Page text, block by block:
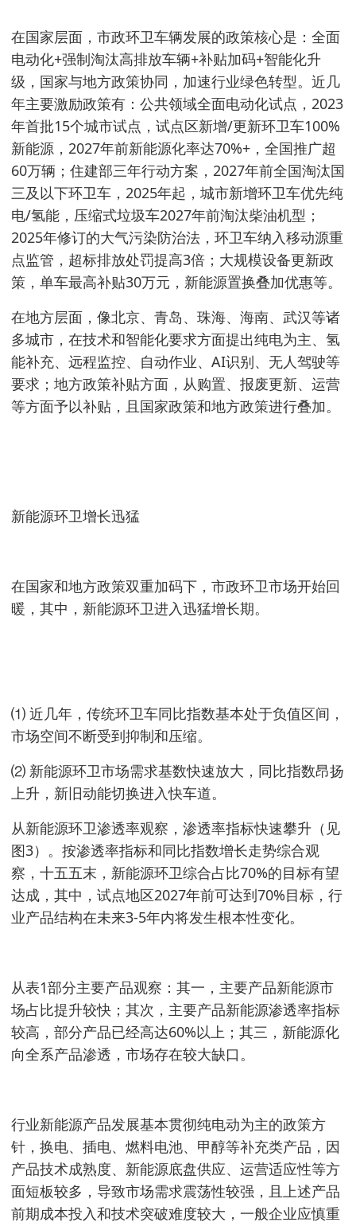
在国家层面，市政环卫车辆发展的政策核心是：全面
电动化+强制淘汰高排放车辆+补贴加码+智能化升
级，国家与地方政策协同，加速行业绿色转型。近几
年主要激励政策有：公共领域全面电动化试点，2023
年首批15个城市试点，试点区新增/更新环卫车100%
新能源，2027年前新能源化率达70%+，全国推广超
60万辆；住建部三年行动方案，2027年前全国淘汰国
三及以下环卫车，2025年起，城市新增环卫车优先纯
电/氢能，压缩式垃圾车2027年前淘汰柴油机型；
2025年修订的大气污染防治法，环卫车纳入移动源重
点监管，超标排放处罚提高3倍；大规模设备更新政
策，单车最高补贴30万元，新能源置换叠加优惠等。
在地方层面，像北京、青岛、珠海、海南、武汉等诸
多城市，在技术和智能化要求方面提出纯电为主、氢
能补充、远程监控、自动作业、AI识别、无人驾驶等
要求；地方政策补贴方面，从购置、报废更新、运营
等方面予以补贴，且国家政策和地方政策进行叠加。
新能源环卫增长迅猛
在国家和地方政策双重加码下，市政环卫市场开始回
暖，其中，新能源环卫进入迅猛增长期。
⑴ 近几年，传统环卫车同比指数基本处于负值区间，
市场空间不断受到抑制和压缩。
⑵ 新能源环卫市场需求基数快速放大，同比指数昂扬
上升，新旧动能切换进入快车道。
从新能源环卫渗透率观察，渗透率指标快速攀升（见
图3）。按渗透率指标和同比指数增长走势综合观
察，十五五末，新能源环卫综合占比70%的目标有望
达成，其中，试点地区2027年前可达到70%目标，行
业产品结构在未来3-5年内将发生根本性变化。
从表1部分主要产品观察：其一，主要产品新能源市
场占比提升较快；其次，主要产品新能源渗透率指标
较高，部分产品已经高达60%以上；其三，新能源化
向全系产品渗透，市场存在较大缺口。
行业新能源产品发展基本贯彻纯电动为主的政策方
针，换电、插电、燃料电池、甲醇等补充类产品，因
产品技术成熟度、新能源底盘供应、运营适应性等方
面短板较多，导致市场需求震荡性较强，且上述产品
前期成本投入和技术突破难度较大，一般企业应慎重